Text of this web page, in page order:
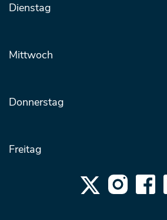
Dienstag
Mittwoch
Donnerstag
Freitag